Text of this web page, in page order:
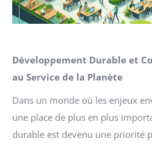
Développement Durable et
au Service de la Planète
Dans un monde où les enjeux
une place de plus en plus
durable est devenu une priorité